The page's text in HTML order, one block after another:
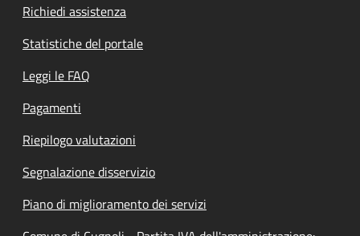
Richiedi assistenza
Statistiche del portale
Leggi le FAQ
Pagamenti
Riepilogo valutazioni
Segnalazione disservizio
Piano di miglioramento dei servizi